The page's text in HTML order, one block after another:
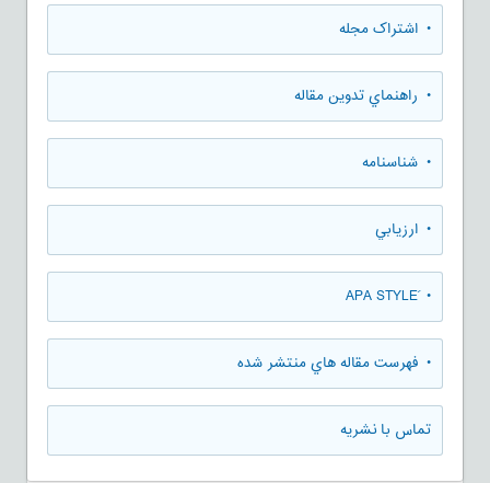
• اشتراک مجله
• راهنماي تدوين مقاله
• شناسنامه
• ارزيابي
• َAPA STYLE
• فهرست مقاله هاي منتشر شده
تماس با نشریه